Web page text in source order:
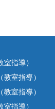
指導）
室指導）
室指導）
指導）